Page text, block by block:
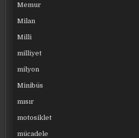
Memur
Milan
Milli
milliyet
milyon
Minibüs
mısır
motosiklet
mücadele